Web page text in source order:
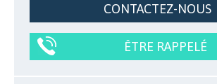
CONTACTEZ-NOUS
ÊTRE RAPPELÉ